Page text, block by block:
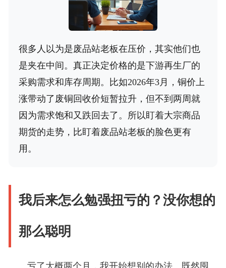
很多人以为是废品站老板在压价，其实他们也
是夹在中间。真正决定价格的是下游再生厂的
采购需求和库存周期。比如2026年3月，铜价上
涨带动了废铜回收价短暂拉升，但不到两周就
因为需求饱和又跌回去了。所以盯着大宗商品
期货的走势，比盯着废品站老板的脸色更有
用。
我后来怎么勉强扭亏的？没你想的
那么聪明